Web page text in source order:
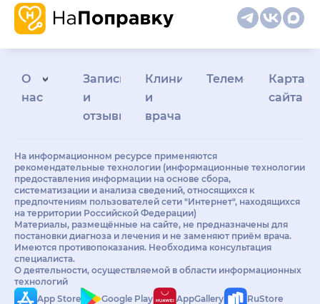
О
нас
Запись
и
отзывы
Клиникам
и
врачам
Телемедицина
Карта
сайта
На информационном ресурсе применяются
рекомендательные технологии (информационные технологии
предоставления информации на основе сбора,
систематизации и анализа сведений, относящихся к
предпочтениям пользователей сети "Интернет", находящихся
на территории Российской Федерации)
Материалы, размещённые на сайте, не предназначены для
постановки диагноза и лечения и не заменяют приём врача.
Имеются противопоказания. Необходима консультация
специалиста.
О деятельности, осуществляемой в области информационных
технологий
App Store
Google Play AppGallery RuStore